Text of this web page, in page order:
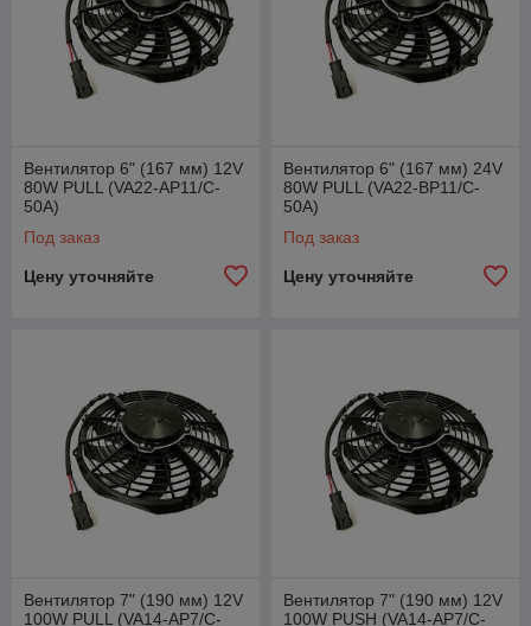
Вентилятор 6" (167 мм) 12V
80W PULL (VA22-AP11/C-
50A)
Под заказ
Цену уточняйте
Вентилятор 6" (167 мм) 24V
80W PULL (VA22-BP11/C-
50A)
Под заказ
Цену уточняйте
Вентилятор 7" (190 мм) 12V
100W PULL (VA14-AP7/C-
Вентилятор 7" (190 мм) 12V
100W PUSH (VA14-AP7/C-